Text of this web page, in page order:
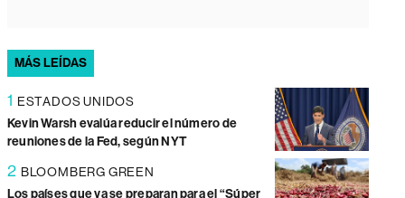
MÁS LEÍDAS
1 ESTADOS UNIDOS
Kevin Warsh evalúa reducir el número de
reuniones de la Fed, según NYT
2 BLOOMBERG GREEN
Los países que ya se preparan para el “Súper